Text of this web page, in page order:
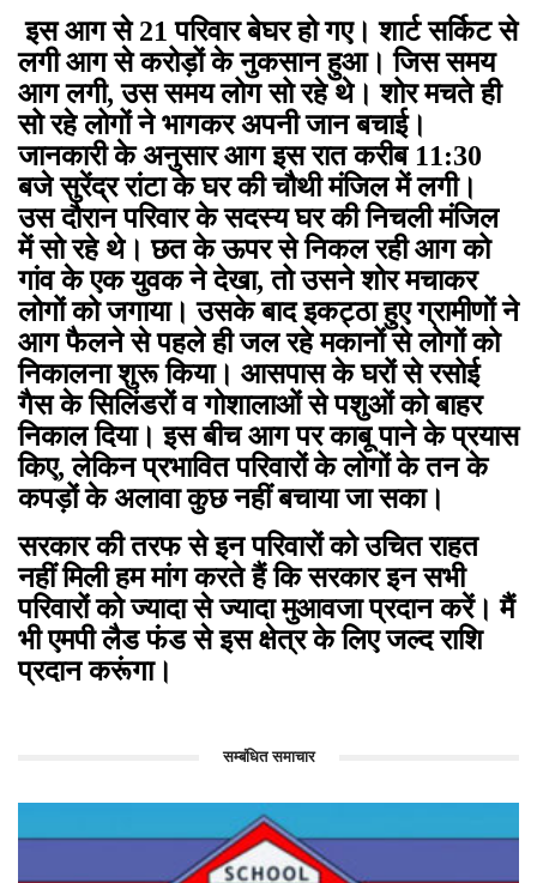
इस आग से 21 परिवार बेघर हो गए। शार्ट सर्किट से
लगी आग से करोड़ों के नुकसान हुआ। जिस समय
आग लगी, उस समय लोग सो रहे थे। शोर मचते ही
सो रहे लोगों ने भागकर अपनी जान बचाई।
जानकारी के अनुसार आग इस रात करीब 11:30
बजे सुरेंद्र रांटा के घर की चौथी मंजिल में लगी।
उस दौरान परिवार के सदस्य घर की निचली मंजिल
में सो रहे थे। छत के ऊपर से निकल रही आग को
गांव के एक युवक ने देखा, तो उसने शोर मचाकर
लोगों को जगाया। उसके बाद इकट्ठा हुए ग्रामीणों ने
आग फैलने से पहले ही जल रहे मकानों से लोगों को
निकालना शुरू किया। आसपास के घरों से रसोई
गैस के सिलिंडरों व गोशालाओं से पशुओं को बाहर
निकाल दिया। इस बीच आग पर काबू पाने के प्रयास
किए, लेकिन प्रभावित परिवारों के लोगों के तन के
कपड़ों के अलावा कुछ नहीं बचाया जा सका।
सरकार की तरफ से इन परिवारों को उचित राहत
नहीं मिली हम मांग करते हैं कि सरकार इन सभी
परिवारों को ज्यादा से ज्यादा मुआवजा प्रदान करें। मैं
भी एमपी लैड फंड से इस क्षेत्र के लिए जल्द राशि
प्रदान करूंगा।
सम्बंधित समाचार